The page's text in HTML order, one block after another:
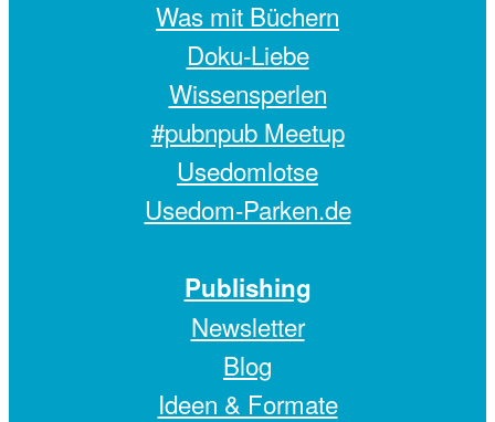
Was mit Büchern
Doku-Liebe
Wissensperlen
#pubnpub Meetup
Usedomlotse
Usedom-Parken.de
Publishing
Newsletter
Blog
Ideen & Formate